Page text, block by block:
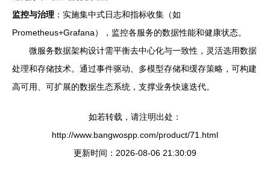
监控与治理 ：实施集中式日志和指标收集（如
Prometheus+Grafana），监控各服务的数据性能和健康状态。
微服务数据架构设计需平衡去中心化与一致性，灵活选用数据
处理和存储技术。通过事件驱动、多模型存储和缓存策略，可构建
高可用、可扩展的数据生态系统，支撑业务快速迭代。
如若转载，请注明出处：
http://www.bangwospp.com/product/71.html
更新时间：2026-08-06 21:30:09